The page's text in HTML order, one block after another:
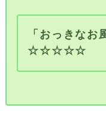
「おっきなお
☆☆☆☆☆